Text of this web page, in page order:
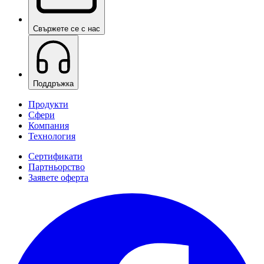
Свържете се с нас
Поддръжка
Продукти
Сфери
Компания
Технология
Сертификати
Партньорство
Заявете оферта